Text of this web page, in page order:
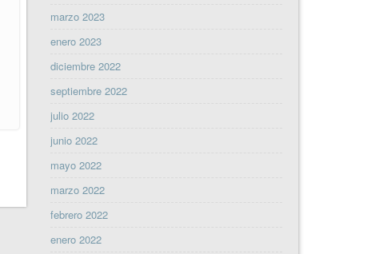
marzo 2023
enero 2023
diciembre 2022
septiembre 2022
julio 2022
junio 2022
mayo 2022
marzo 2022
febrero 2022
enero 2022